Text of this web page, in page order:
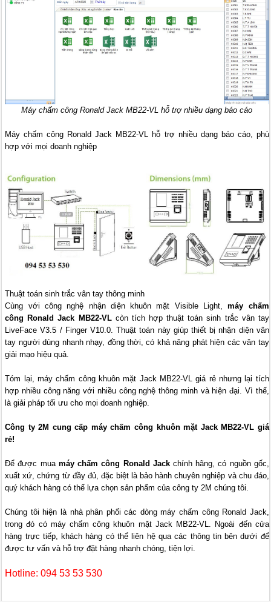
Máy chấm công Ronald Jack MB22-VL hỗ trợ nhiều dạng báo cáo
Máy chấm công Ronald Jack MB22-VL hỗ trợ nhiều dạng báo cáo, phù
hợp với mọi doanh nghiệp
Thuật toán sinh trắc vân tay thông minh
Cùng với công nghệ nhận diện khuôn mặt Visible Light,máy chấm
công Ronald Jack MB22-VLcòn tích hợp thuật toán sinh trắc vân tay
LiveFace V3.5 / Finger V10.0. Thuật toán này giúp thiết bị nhận diện vân
tay người dùng nhanh nhạy, đồng thời, có khả năng phát hiện các vân tay
giải mạo hiệu quả.
Tóm lại, máy chấm công khuôn mặt Jack MB22-VL giá rẻ nhưng lại tích
hợp nhiều công năng với nhiều công nghệ thông minh và hiện đại. Vì thế,
là giải pháp tối ưu cho mọi doanh nghiệp.
Công ty 2M cung cấp máy chấm công khuôn mặt Jack MB22-VL giá
rẻ!
Để được mua máy chấm công Ronald Jackchính hãng, có nguồn gốc,
xuất xứ, chứng từ đầy đủ, đặc biệt là bảo hành chuyên nghiệp và chu đáo,
quý khách hàng có thể lựa chọn sản phẩm của công ty 2M chúng tôi.
Chúng tôi hiện là nhà phân phối các dòng máy chấm công Ronald Jack,
trong đó có máy chấm công khuôn mặt Jack MB22-VL. Ngoài đến cửa
hàng trực tiếp, khách hàng có thể liên hệ qua các thông tin bên dưới để
được tư vấn và hỗ trợ đặt hàng nhanh chóng, tiện lợi.
Hotline: 094 53 53 530